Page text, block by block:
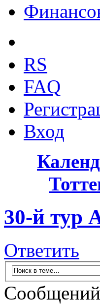
RS
FAQ
Вход
30-й тур
Ответить